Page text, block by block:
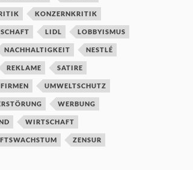
KONZERNKRITIK
LIDL LOBBYISMUS
NACHHALTIGKEIT NESTLÉ
REKLAME SATIRE
UMWELTSCHUTZ
WERBUNG
WIRTSCHAFT
ZENSUR